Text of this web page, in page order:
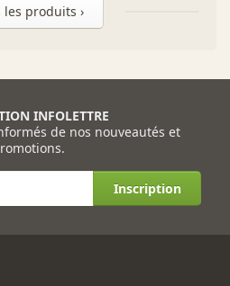
les produits ›
INFOLETTRE
de nos nouveautés et
Inscription